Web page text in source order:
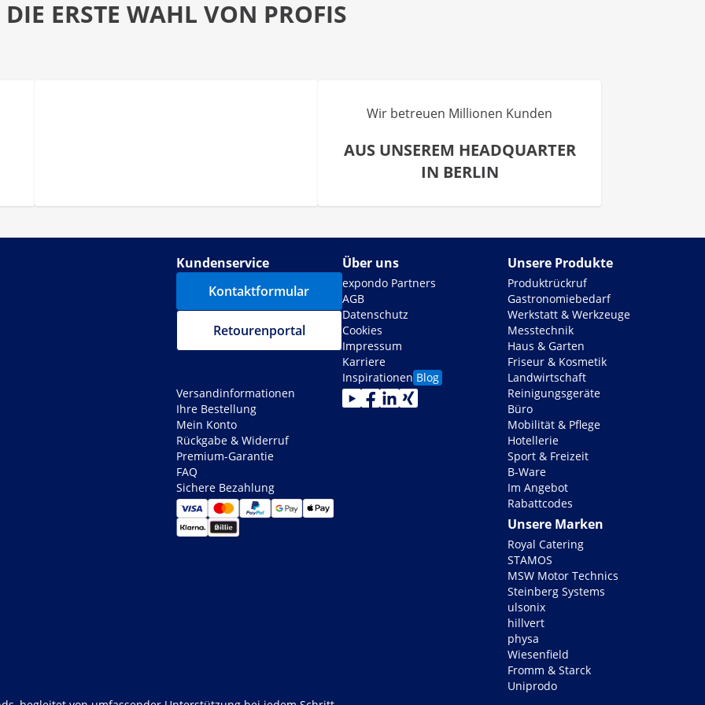
DIE ERSTE WAHL VON PROFIS
Wir betreuen Millionen Kunden
AUS UNSEREM HEADQUARTER
IN BERLIN
Kundenservice
Kontaktformular
Retourenportal
Versandinformationen
Ihre Bestellung
Mein Konto
Rückgabe & Widerruf
Premium-Garantie
FAQ
Sichere Bezahlung
Über uns
expondo Partners
AGB
Datenschutz
Cookies
Impressum
Karriere
Inspirationen Blog
Unsere Produkte
Produktrückruf
Gastronomiebedarf
Werkstatt & Werkzeuge
Messtechnik
Haus & Garten
Friseur & Kosmetik
Landwirtschaft
Reinigungsgeräte
Büro
Mobilität & Pflege
Hotellerie
Sport & Freizeit
B-Ware
Im Angebot
Rabattcodes
Unsere Marken
Royal Catering
STAMOS
MSW Motor Technics
Steinberg Systems
ulsonix
hillvert
physa
Wiesenfield
Fromm & Starck
Uniprodo